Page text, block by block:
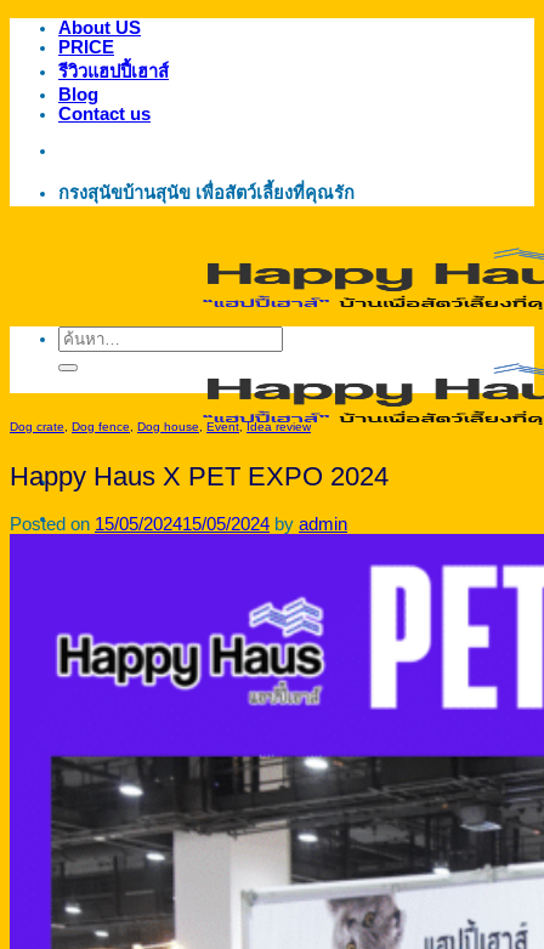
ข้าม
เนื้อหา
About US
PRICE
รีวิวแฮปปี้เฮาส์
Blog
Contact us
กรงสุนัขบ้านสุนัข เพื่อสัตว์เลี้ยงที่คุณรัก
ค้นหา:
Dog crate, Dog fence, Dog house, Event, Idea review
Happy Haus X PET EXPO 2024
Posted on 15/05/202415/05/2024 by admin